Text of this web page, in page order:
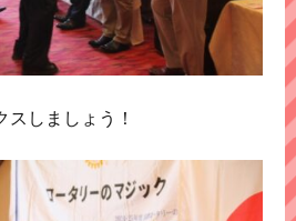
しましょう！